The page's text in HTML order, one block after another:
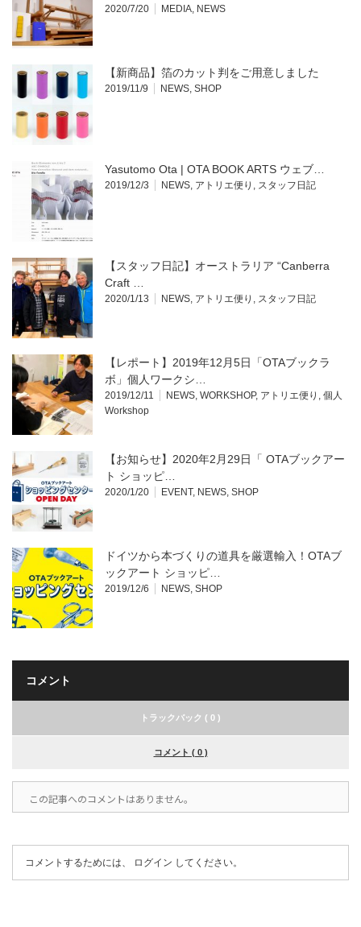
2020/7/20 MEDIA NEWS
【新商品】箔のカット判をご用意しました
2019/11/9 NEWS SHOP
Yasutomo Ota | OTA BOOK ARTS ウェブ…
2019/12/3 NEWS アトリエ便り スタッフ日記
【スタッフ日記】オーストラリア “Canberra
Craft …
2020/1/13 NEWS アトリエ便り スタッフ日記
【レポート】2019年12月5日「OTAブックラ
ボ」個人ワークシ…
2019/12/11 NEWS WORKSHOP, アトリエ便り
個人
Workshop
【お知らせ】2020年2月29日「 OTAブックアー
ト ショッピ…
2020/1/20 EVENT, NEWS SHOP
ドイツから本づくりの道具を厳選輸入！OTAブ
ックアート ショッピ…
2019/12/6 NEWS SHOP
コメント
トラックバック ( 0 )
コメント ( 0 )
この記事へのコメントはありません。
コメントするためには、 ログイン してください。